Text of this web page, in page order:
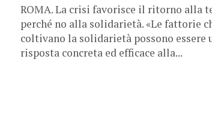
ROMA. La crisi favorisce il ritorno alla
perché no alla solidarietà. «Le fattorie
coltivano la solidarietà possono essere
risposta concreta ed efficace alla...